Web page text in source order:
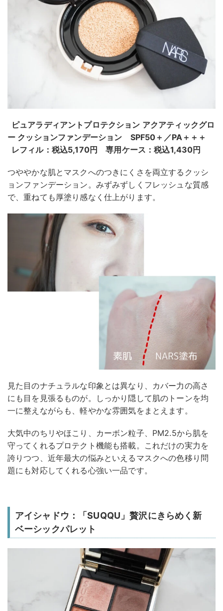
ピュアラディアントプロテクション アクアティックグロ
ー クッションファンデーション SPF50＋／PA＋＋＋
レフィル：税込5,170円 専用ケース：税込1,430円
つややかな肌とマスクへのつきにくさを両立するクッシ
ョンファンデーション。みずみずしくフレッシュな質感
で、重ねても厚塗り感なく仕上がります。
見た目のナチュラルな印象とは異なり、カバー力の高さ
にも目を見張るものが。しっかり隠して肌のトーンを均
一に整えながらも、軽やかな雰囲気をまとえます。
大気中のちリやほこり、カーボン粒子、PM2.5から肌を
守ってくれるプロテクト機能も搭載。これだけの実力を
誇りつつ、近年最大の悩みといえるマスクへの色移り問
題にも対応してくれる心強い一品です。
アイシャドウ：「SUQQU」贅沢にきらめく新
ベーシックパレット